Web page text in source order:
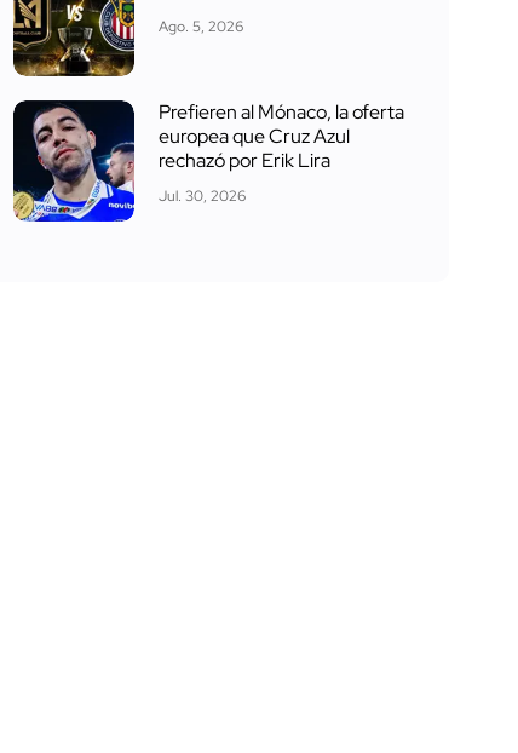
Ago. 5, 2026
Prefieren al Mónaco, la oferta
europea que Cruz Azul
rechazó por Erik Lira
Jul. 30, 2026